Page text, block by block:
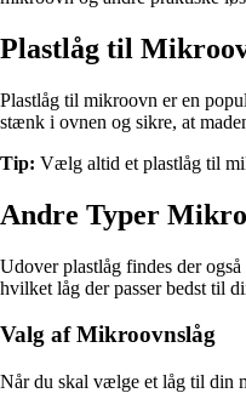
Plastlåg til
Plastlåg til mikroovn er en
stænk i ovnen og sikre, at
Tip: Vælg altid et plastlåg til
Andre Typer
Udover plastlåg findes der
hvilket låg der passer bedst til
Valg af Mikroovnslåg
Når du skal vælge et låg til din